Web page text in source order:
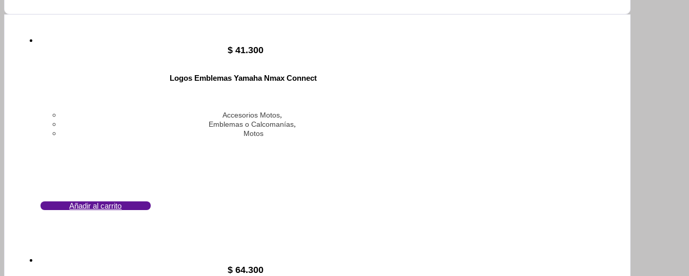
$ 41.300
Logos Emblemas Yamaha Nmax Connect
Accesorios Motos,
Emblemas o Calcomanías,
Motos
Añadir al carrito
$ 64.300